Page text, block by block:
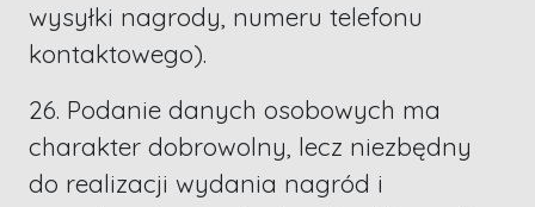
wysyłki nagrody, numeru telefonu
kontaktowego).
26. Podanie danych osobowych ma
charakter dobrowolny, lecz niezbędny
do realizacji wydania nagród i